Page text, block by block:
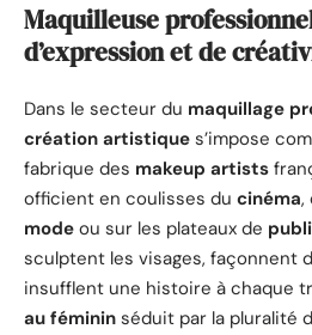
Maquilleuse
d’expression et de
Dans le secteur du maquillage
création artistique s’impose
fabrique des makeup artists
officient en coulisses du cinéma,
mode ou sur les plateaux de
sculptent les visages, façonnent
insufflent une histoire à chaque
au féminin séduit par la pluralité